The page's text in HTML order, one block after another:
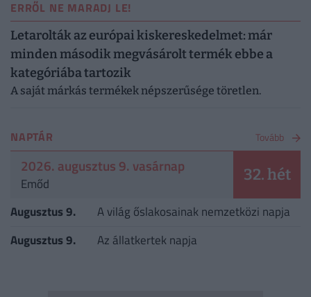
ERRŐL NE MARADJ LE!
Letarolták az európai kiskereskedelmet: már
minden második megvásárolt termék ebbe a
kategóriába tartozik
A saját márkás termékek népszerűsége töretlen.
NAPTÁR Tovább
2026. augusztus 9. vasárnap
Emőd 32. hét
Augusztus 9.
A világ őslakosainak nemzetközi napja
Augusztus 9.
Az állatkertek napja